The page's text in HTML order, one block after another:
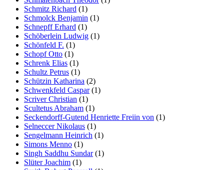
Schmitz Richard (1)
Schmolck Benjamin (1)
Schnepff Erhard (1)
Schöberlein Ludwig (1)
Schönfeld F. (1)
Schopf Otto (1)
Schrenk Elias (1)
Schultz Petrus (1)
Schützin Katharina (2)
Schwenkfeld Caspar(1)
Scriver Christian (1)
Scultetus Abraham (1)
Seckendorff-Gutend Henriette Freiin von (1)
Selneccer Nikolaus (1)
Sengelmann Heinrich (1)
Simons Menno (1)
Singh Saddhu Sundar(1)
Slüter Joachim (1)